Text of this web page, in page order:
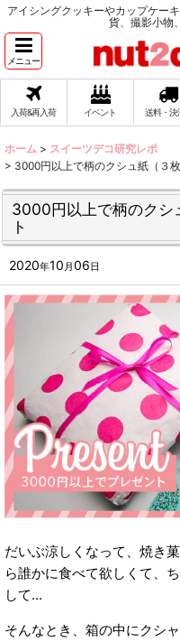
アイシングクッキーやカップケー
貨、撮影小物
メニュー
入荷&再入荷 イベント 送料・決
ホーム > スイーツデコ研究レポ
> 3000円以上で柄のクシュ紙（３
3000円以上で柄のクシ
ト
2020年10 月06日
だいぶ涼しくなって、焼き
ら誰かに食べて欲しくて、
して...
そんなとき、箱の中にクシ